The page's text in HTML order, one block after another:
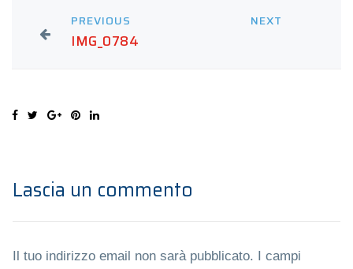
PREVIOUS
IMG_0784
NEXT
Lascia un commento
Il tuo indirizzo email non sarà pubblicato.
I campi